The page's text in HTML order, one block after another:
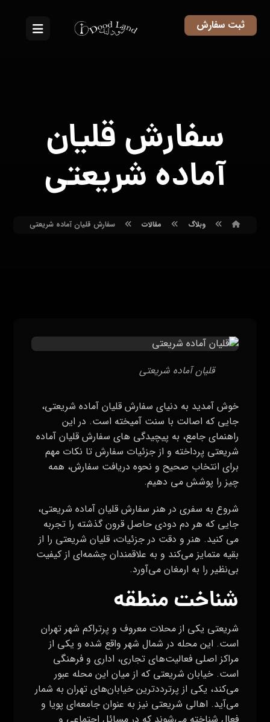
ثبت سفارش
سفارش قلیان
آماده شریعتی
وبلاگ مقالات سفارش قلیان آماده شریعتی
قلیان آماده شریعتی
خوش آمدید به دنیای سفارش قلیان آماده شریعتی،
جایی که اصالت با سنت آمیخته است. در این
راهنمای جامع، به پیچیدگی‌ های سفارش قلیان آماده
شریعتی پرداخته و از جزئیات سفارش تا نکات مهم
برای انتخاب صحیح و نحوه دریافت سفارش، همه
چیز را پوشش می‌ دهیم.
شروع به سفری در هنر سفارش قلیان آماده شریعتی،
جایی که هر دم دودی حاصل قرون گذشته را تجربه
می‌ کنید. هنر و دقت در جزئیات، قلیان شریعتی را از
بقیه متمایز می‌کند و به علاقمندان چشمه‌ای از کیفیت
بی‌نظیر را به ارمغان می‌آورد.
شناخت منطقه
شریعتی یکی از محلات معروف و پرتراکم شهر تهران
است. این محله در شمال شهر واقع شده و یکی از
مراکز اصلی فعالیت‌های تجاری، اداری و فرهنگی
است. خیابان شریعتی که از میان این محله عبور
می‌کند، یکی از پرترددترین خیابان‌های تهران به شمار
می‌آید. اهالی شریعتی نیز به عنوان جامعه‌ای پویا و